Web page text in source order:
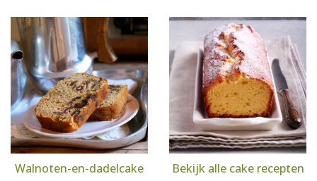
Walnoten-en-dadelcake Bekijk alle cake recepten